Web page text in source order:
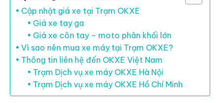
Cập nhật giá xe tại Trạm OKXE
Giá xe tay ga
Giá xe côn tay – moto phân khối lớn
Vì sao nên mua xe máy tại Trạm OKXE?
Thông tin liên hệ đến OKXE Việt Nam
Trạm Dịch vụ xe máy OKXE Hà Nội
Trạm Dịch vụ xe máy OKXE Hồ Chí Minh